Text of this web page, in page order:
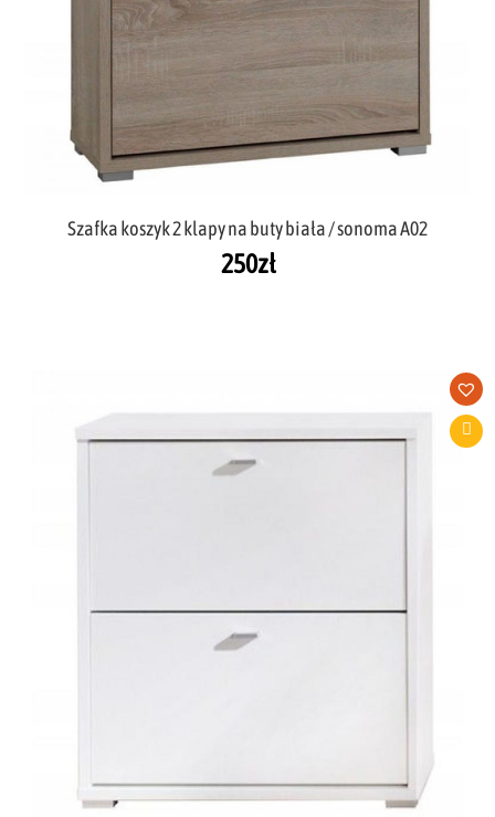
Szafka koszyk 2 klapy na buty biała / sonoma A02
250zł